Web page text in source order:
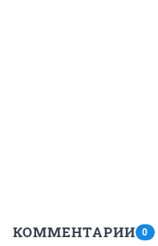
КОММЕНТАРИИ 0